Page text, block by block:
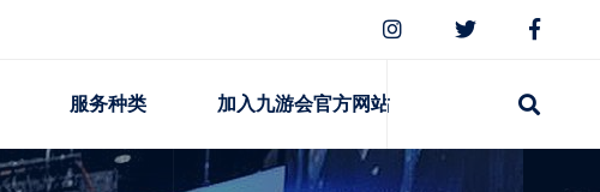
服务种类 加入九游会官方网站